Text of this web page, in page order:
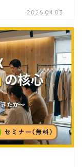
2026.04.03